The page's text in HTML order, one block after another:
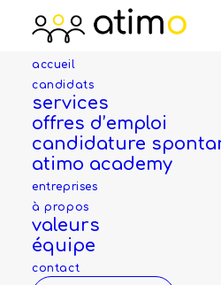
accueil
candidats
services
offres d’emploi
candidature
atimo academy
entreprises
à propos
valeurs
équipe
contact
mécanicien en
motocycles
(H/F/X)
Entreprise